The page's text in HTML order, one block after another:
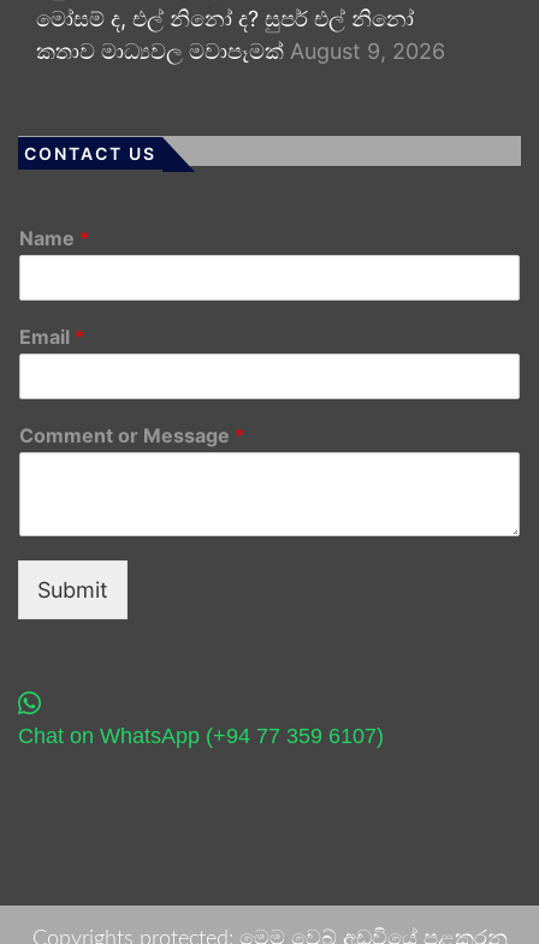
මෝසම් ද, එල් නිනෝ ද? සුපර් එල් නිනෝ
කතාව මාධ්‍යවල මවාපෑමක් August 9, 2026
CONTACT US
Name *
Email *
Comment or Message *
Submit
Chat on WhatsApp (+94 77 359 6107)
Copyrights protected: මෙම වෙබ් අඩවියේ පළකරනු